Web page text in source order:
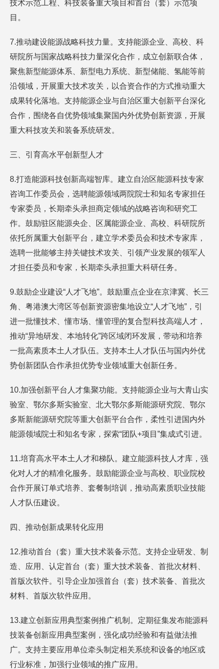
技术示范工程、科技装备重大项目和首台（套）示范项
目。
7.推动建设能源战略科技力量。支持能源企业、高校、科
研院所与国家战略科技力量深化合作，成立创新联合体，
聚焦新型能源体系、新型电力系统、新型储能、氢能等前
沿领域，开展重大技术攻关，以合资合作的方式推动重大
成果转化落地。支持能源企业与自治区重大创新平台深化
合作，围绕各自优势领域集聚国内外优势创新资源，开展
重大科技攻关和装备系统研发。
三、引育高水平创新型人才
8.打造能源科技创新高端智库。建立自治区能源科技专家
咨询工作委员会，选聘能源领域两院院士和知名专家担任
专家委员，长期牵头承担商定领域的战略咨询和研究工
作。鼓励驻区能源央企、区属能源企业、高校、科研院所
依托所属重大创新平台，建立学术委员会和技术专家库，
选聘一批能够主持关键技术攻关、引领产业发展的领军人
才担任委员和专家，长期牵头承担重大科研任务。
9.鼓励企业建设“人才飞地”。鼓励重点企业在京津冀、长三
角、粤港澳大湾区等创新资源密集地设立“人才飞地”，引
进一批懂技术、懂市场、懂管理的复合型科技高端人才，
推动“异地研发、本地转化”跨区域闭环发展，带动和培养
一批高素质本土人才队伍。支持本土人才队伍与国内外优
势创新团队合作承担优势专业领域重大创新任务。
10.加强创新平台人才集聚功能。支持能源企业与大青山实
验室、鄂尔多斯实验室、北大鄂尔多斯能源研究院、鄂尔
多斯新能源研究院等重大创新平台合作，柔性引进国内外
能源领域院士和知名专家，探索“团队+项目”集成式引进。
11.培育高水平本土人才和梯队。建立能源科技人才库，强
化对人才的精准化服务。鼓励能源企业与高校、职业院校
合作开展订单式培养、套餐制培训，推动高素质职业技能
人才队伍建设。
四、推动创新成果转化应用
12.推动首台（套）重大技术装备示范。支持企业研发、制
造、应用、认定首台（套）重大技术装备、首批次材料、
首版次软件。引导企业加强首台（套）技术装备、首批次
材料、首版次软件应用。
13.建立创新应用典型案例推广机制。定期征集发布能源科
技装备创新应用典型案例，强化成功经验和有益做法推
广。支持主要应用单位牵头制定相关系统和设备的地区或
行业标准，加强行业领域的推广应用。